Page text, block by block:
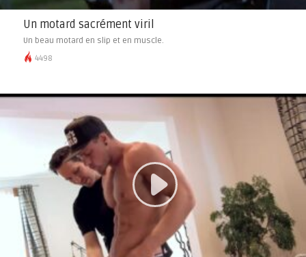
Un motard sacrément viril
Un beau motard en slip et en muscle.
4498